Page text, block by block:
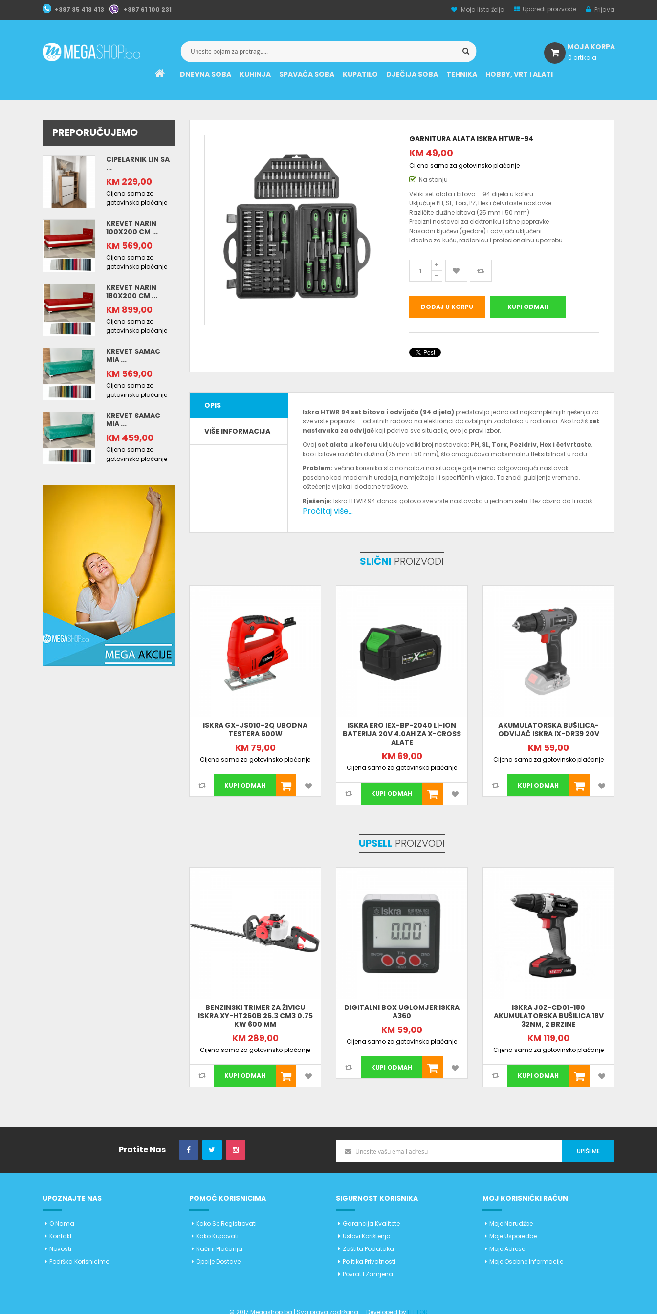
+387 35 413 413 +387 61 100 231 Moja lista želja Uporedi proizvode Prijava
DNEVNA SOBA KUHINJA SPAVAĆA SOBA KUPATILO DJEČIJA SOBA TEHNIKA HOBBY, VRT I ALATI
MOJA KORPA
0 artikala
GARNITURA ALATA ISKRA HTWR-94
KM 49,00
Cijena samo za gotovinsko plaćanje
Na stanju
Veliki set alata i bitova – 94 dijela u koferu
Uključuje PH, SL, Torx, PZ, Hex i četvrtaste nastavke
Različite dužine bitova (25 mm i 50 mm)
Precizni nastavci za elektroniku i sitne popravke
Nasadni ključevi (gedore) i odvijači uključeni
Idealno za kuću, radionicu i profesionalnu upotrebu
DODAJ U KORPU KUPI ODMAH
OPIS
VIŠE INFORMACIJA
Iskra HTWR 94 set bitova i odvijača (94 dijela) predstavlja jedno od najkompletnijih rješenja za
sve vrste popravki – od sitnih radova na elektronici do ozbiljnijih zadataka u radionici. Ako tražiš set
nastavaka za odvijač koji pokriva sve situacije, ovo je pravi izbor.
Ovaj set alata u koferu uključuje veliki broj nastavaka: PH, SL, Torx, Pozidriv, Hex i četvrtaste,
kao i bitove različitih dužina (25 mm i 50 mm), što omogućava maksimalnu fleksibilnost u radu.
Problem: većina korisnika stalno nailazi na situacije gdje nema odgovarajući nastavak –
posebno kod modernih uređaja, namještaja ili specifičnih vijaka. To znači gubljenje vremena,
oštećenje vijaka i dodatne troškove.
Rješenje: Iskra HTWR 94 donosi gotovo sve vrste nastavaka u jednom setu. Bez obzira da li radiš
montažu, servis ili popravku – uvijek imaš pravi alat pri ruci.
što ga čini idealnim za širok spektar primjena – od kućnih popravki do profesionalne upotrebe.
50x bitova 25 mm (PH, SL, Torx, PZ, Hex, Square)
Tehničke specifikacije:
Vrste nastavaka: PH, SL, Torx, PZ, Hex, Square
Organizovan i praktičan kofer
set bitova i odvijačabez kompromisa –Iskra HTWR 94 je izbor koji rješava sve
Pročitaj više...
SLIČNI PROIZVODI
ISKRA GX-JS010-2Q UBODNA
TESTERA 600W
KM 79,00
Cijena samo za gotovinsko plaćanje
KUPI ODMAH
ISKRA ERO IEX-BP-2040 LI-ION
BATERIJA 20V 4.0AH ZA X-CROSS
ALATE
KM 69,00
Cijena samo za gotovinsko plaćanje
KUPI ODMAH
AKUMULATORSKA BUŠILICA-
ODVIJAČ ISKRA IX-DR39 20V
KM 59,00
Cijena samo za gotovinsko plaćanje
KUPI ODMAH
UPSELL PROIZVODI
BENZINSKI TRIMER ZA ŽIVICU
ISKRA XY-HT260B 26.3 CM3 0.75
KW 600 MM
KM 289,00
Cijena samo za gotovinsko plaćanje
KUPI ODMAH
DIGITALNI BOX UGLOMJER ISKRA
A360
KM 59,00
Cijena samo za gotovinsko plaćanje
KUPI ODMAH
ISKRA J0Z-CD01-180
AKUMULATORSKA BUŠILICA 18V
32NM, 2 BRZINE
KM 119,00
Cijena samo za gotovinsko plaćanje
KUPI ODMAH
PREPORUČUJEMO
CIPELARNIK LIN SA
...
KM 229,00
Cijena samo za
gotovinsko plaćanje
KREVET NARIN
100X200 CM ...
KM 569,00
Cijena samo za
gotovinsko plaćanje
KREVET NARIN
180X200 CM ...
KM 899,00
Cijena samo za
gotovinsko plaćanje
KREVET SAMAC
MIA ...
KM 569,00
Cijena samo za
gotovinsko plaćanje
KREVET SAMAC
MIA ...
KM 459,00
Cijena samo za
gotovinsko plaćanje
Pratite Nas UPIŠI ME
UPOZNAJTE NAS
O Nama
Kontakt
Novosti
Podrška Korisnicima
POMOĆ KORISNICIMA
Kako Se Registrovati
Kako Kupovati
Načini Plaćanja
Opcije Dostave
SIGURNOST KORISNIKA
Garancija Kvalitete
Uslovi Korištenja
Zaštita Podataka
Politika Privatnosti
Povrat I Zamjena
MOJ KORISNIČKI RAČUN
Moje Narudžbe
Moje Usporedbe
Moje Adrese
Moje Osobne Informacije
© 2017 Megashop.ba | Sva prava zadržana. - Developed by LEFTOR